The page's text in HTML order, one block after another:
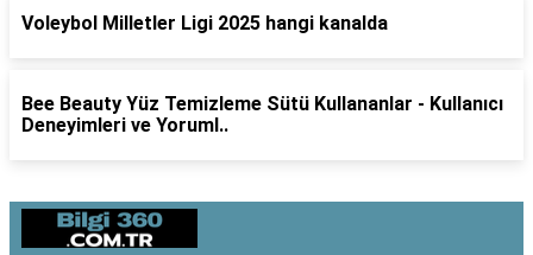
Voleybol Milletler Ligi 2025 hangi kanalda
Bee Beauty Yüz Temizleme Sütü Kullananlar - Kullanıcı
Deneyimleri ve Yoruml..